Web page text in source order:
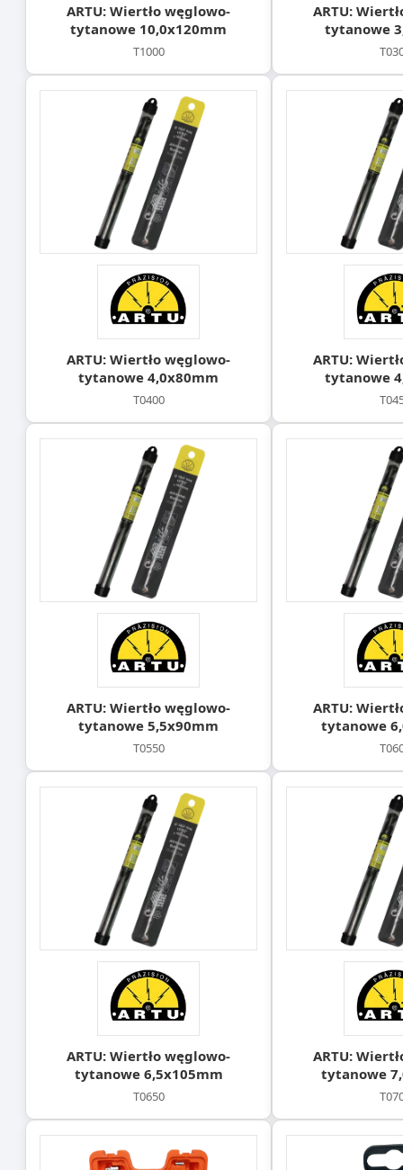
ARTU: Wiertło węglowo-
tytanowe 10,0x120mm
T1000
ARTU:
tytanowe
ARTU: Wiertło węglowo-
tytanowe 4,0x80mm
T0400
ARTU:
tytanowe
ARTU: Wiertło węglowo-
tytanowe 5,5x90mm
T0550
ARTU:
tytanowe
ARTU: Wiertło węglowo-
tytanowe 6,5x105mm
T0650
ARTU:
tytanowe